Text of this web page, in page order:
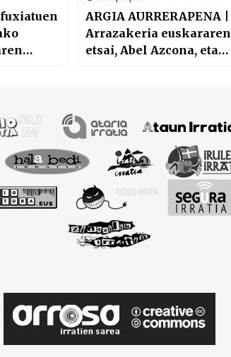
ARGIA AURRERAPENA |
Arrazakeria euskararen
etsai, Abel Azcona, eta